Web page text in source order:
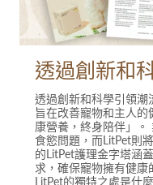
透過創新和
透過創新和科學引領潮
旨在改善寵物和主人
康營養，終身陪伴」
食慾問題，而LitPet則
的LitPet護理金字塔涵
求，確保寵物擁有健康
LitPet的獨特之處是什